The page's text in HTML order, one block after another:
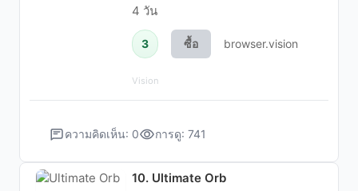
4 วัน
3 ซื้อ browser.vision
Vision
ความคิดเห็น: 0 การดู: 741
10. Ultimate Orb